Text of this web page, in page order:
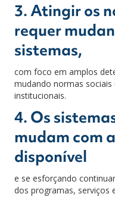
3. Atingir os
requer
sistemas,
com foco em amplos
mudando normas
institucionais.
4. Os
mudam com
disponível
e se esforçando
dos programas, serviços